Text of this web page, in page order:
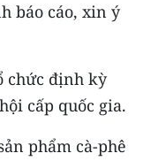
báo cáo, xin ý
chức định kỳ
cấp quốc gia.
phẩm cà-phê